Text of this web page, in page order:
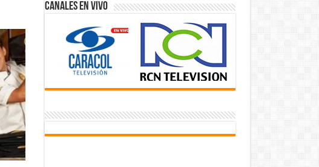
Canales En Vivo